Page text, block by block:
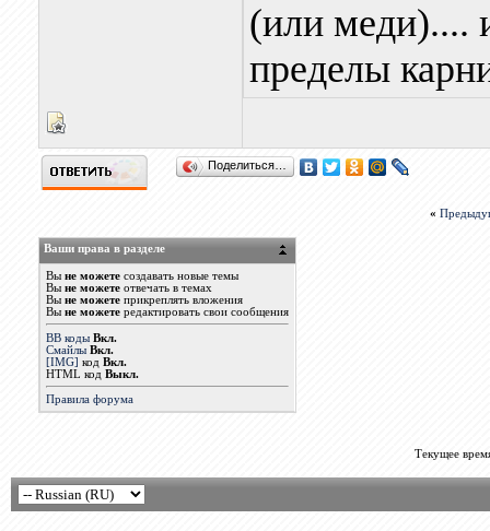
(или меди)....
пределы
Поделиться…
«
Ваши права в разделе
Вы не можетесоздавать новые темы
Вы не можетеотвечать в темах
Вы не можетеприкреплять вложения
Вы не можетередактировать свои сообщения
BB коды Вкл.
Смайлы Вкл.
[IMG] код Вкл.
HTML код Выкл.
Правила форума
Текущее